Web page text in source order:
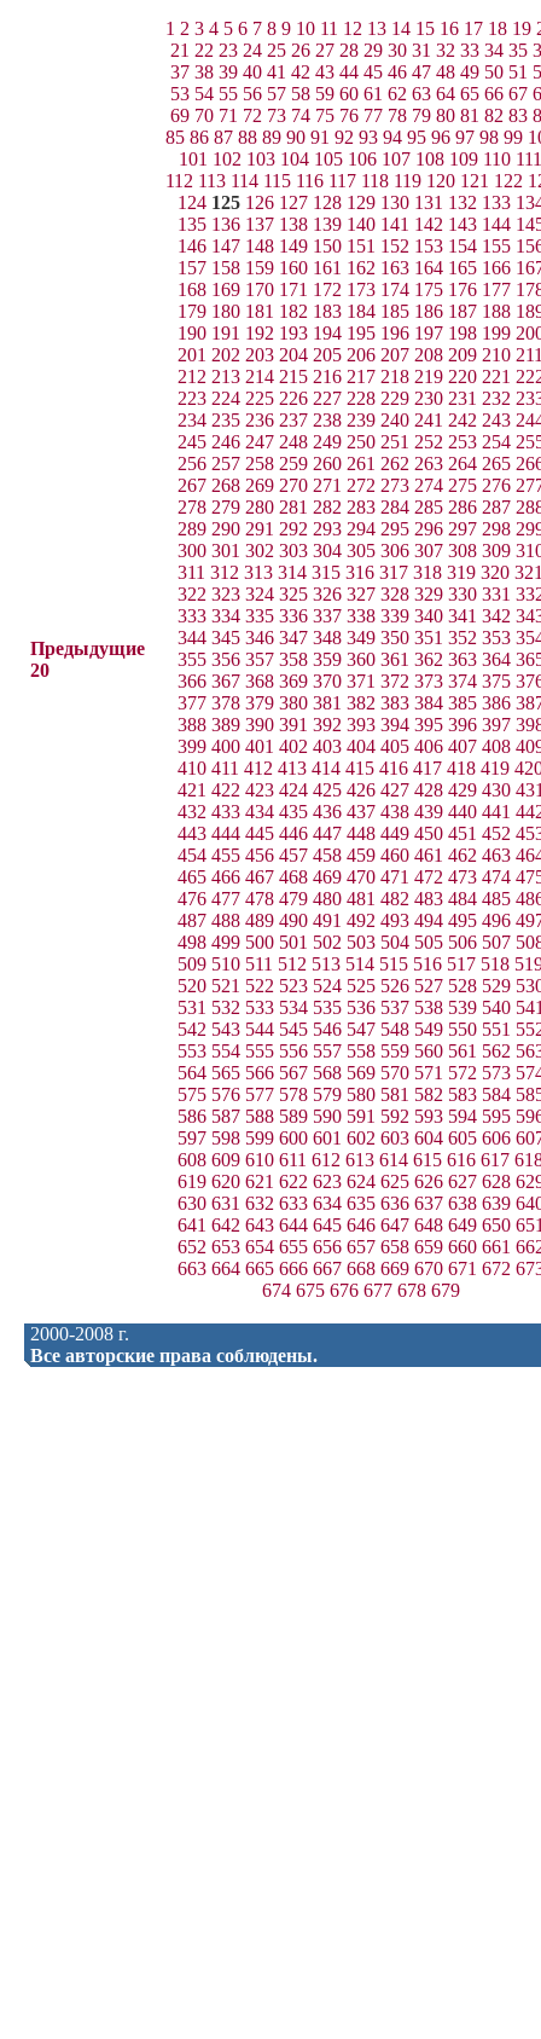
Предыдущие
20
1 2 3 4 5 6 7 8 9 10 11 12 13 14 15 16 17 18 19
21 22 23 24 25 26 27 28 29 30 31 32 33 34 35
37 38 39 40 41 42 43 44 45 46 47 48 49 50 51
53 54 55 56 57 58 59 60 61 62 63 64 65 66 67
69 70 71 72 73 74 75 76 77 78 79 80 81 82 83
85 86 87 88 89 90 91 92 93 94 95 96 97 98 99
101 102 103 104 105 106 107 108 109 110 111
112 113 114 115 116 117 118 119 120 121 122
124 125 126 127 128 129 130 131 132 133
135 136 137 138 139 140 141 142 143 144
146 147 148 149 150 151 152 153 154 155
157 158 159 160 161 162 163 164 165 166
168 169 170 171 172 173 174 175 176 177
179 180 181 182 183 184 185 186 187 188
190 191 192 193 194 195 196 197 198 199
201 202 203 204 205 206 207 208 209 210
212 213 214 215 216 217 218 219 220 221
223 224 225 226 227 228 229 230 231 232
234 235 236 237 238 239 240 241 242 243
245 246 247 248 249 250 251 252 253 254
256 257 258 259 260 261 262 263 264 265
267 268 269 270 271 272 273 274 275 276
278 279 280 281 282 283 284 285 286 287
289 290 291 292 293 294 295 296 297 298
300 301 302 303 304 305 306 307 308 309
311 312 313 314 315 316 317 318 319 320
322 323 324 325 326 327 328 329 330 331
333 334 335 336 337 338 339 340 341 342
344 345 346 347 348 349 350 351 352 353
355 356 357 358 359 360 361 362 363 364
366 367 368 369 370 371 372 373 374 375
377 378 379 380 381 382 383 384 385 386
388 389 390 391 392 393 394 395 396 397
399 400 401 402 403 404 405 406 407 408
410 411 412 413 414 415 416 417 418 419
421 422 423 424 425 426 427 428 429 430
432 433 434 435 436 437 438 439 440 441
443 444 445 446 447 448 449 450 451 452
454 455 456 457 458 459 460 461 462 463
465 466 467 468 469 470 471 472 473 474
476 477 478 479 480 481 482 483 484 485
487 488 489 490 491 492 493 494 495 496
498 499 500 501 502 503 504 505 506 507
509 510 511 512 513 514 515 516 517 518
520 521 522 523 524 525 526 527 528 529
531 532 533 534 535 536 537 538 539 540
542 543 544 545 546 547 548 549 550 551
553 554 555 556 557 558 559 560 561 562
564 565 566 567 568 569 570 571 572 573
575 576 577 578 579 580 581 582 583 584
586 587 588 589 590 591 592 593 594 595
597 598 599 600 601 602 603 604 605 606
608 609 610 611 612 613 614 615 616 617
619 620 621 622 623 624 625 626 627 628
630 631 632 633 634 635 636 637 638 639
641 642 643 644 645 646 647 648 649 650
652 653 654 655 656 657 658 659 660 661
663 664 665 666 667 668 669 670 671 672
674 675 676 677 678 679
2000-2008 г.
Все авторские права соблюдены.